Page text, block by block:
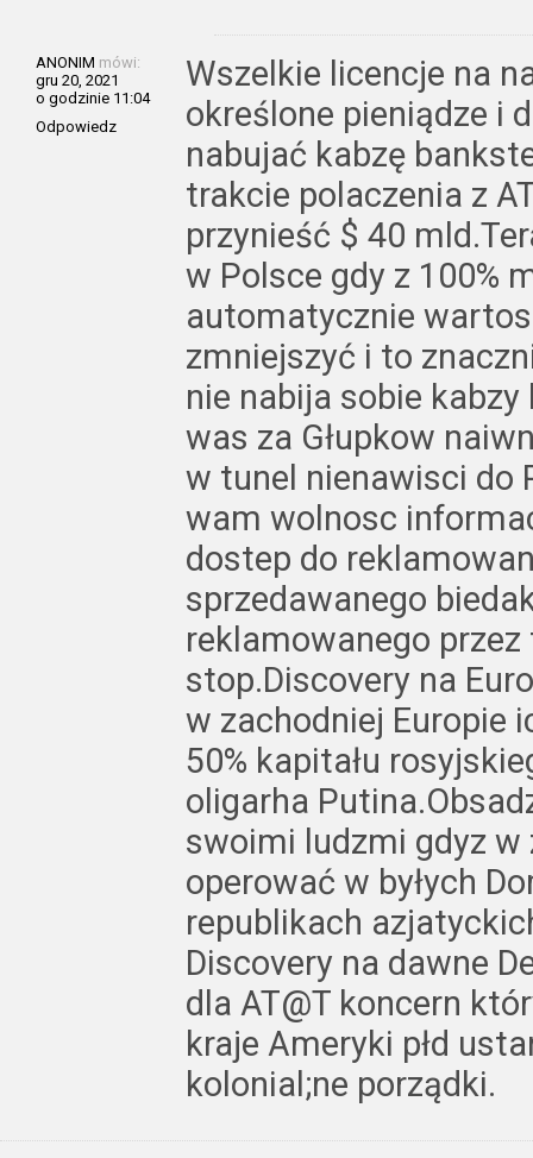
ANONIM mówi:
gru 20, 2021
o godzinie 11:04
Odpowiedz
Wszelkie licencje na
określone pieniądze i
nabujać kabzę
trakcie polaczenia z
przynieść $ 40
w Polsce gdy z 100%
automatycznie
zmniejszyć i to
nie nabija sobie
was za Głupkow
w tunel nienawisci do
wam wolnosc
dostep do
sprzedawanego
reklamowanego
stop.Discovery na
w zachodniej Europie
50% kapitału
oligarha
swoimi ludzmi gdyz w
operować w byłych
republikach
Discovery na dawne
dla AT@T koncern
kraje Ameryki płd
kolonial;ne porządki.